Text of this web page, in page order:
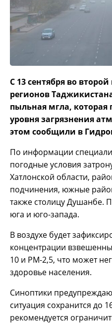
С 13 сентября во
регионов
пыльная мгла,
уровня загрязнения
этом сообщили в
По информации
погодные условия
Хатлонской области,
подчинения, южные
также столицу Душанбе.
юга и юго-запада.
В воздухе будет
концентрации
10 и PM-2,5, что может
здоровье населения.
Синоптики
ситуация сохранится до
рекомендуется